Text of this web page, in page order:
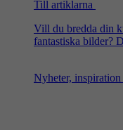
Till artiklarna
Vill du bredda din
fantastiska bilder?
Nyheter, inspiration